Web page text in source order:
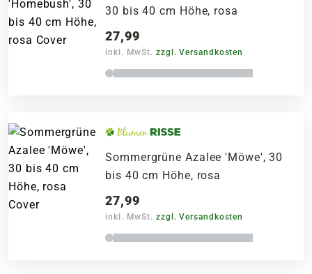
30 bis 40 cm Höhe, rosa
27,99
inkl. MwSt. zzgl. Versandkosten
Sommergrüne Azalee 'Möwe', 30
bis 40 cm Höhe, rosa
27,99
inkl. MwSt. zzgl. Versandkosten